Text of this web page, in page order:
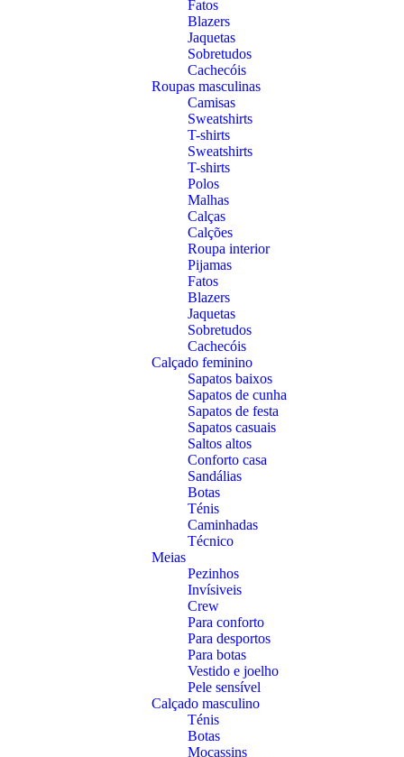
Fatos
Blazers
Jaquetas
Sobretudos
Cachecóis
Roupas masculinas
Camisas
Sweatshirts
T-shirts
Sweatshirts
T-shirts
Polos
Malhas
Calças
Calções
Roupa interior
Pijamas
Fatos
Blazers
Jaquetas
Sobretudos
Cachecóis
Calçado feminino
Sapatos baixos
Sapatos de cunha
Sapatos de festa
Sapatos casuais
Saltos altos
Conforto casa
Sandálias
Botas
Ténis
Caminhadas
Técnico
Meias
Pezinhos
Invísiveis
Crew
Para conforto
Para desportos
Para botas
Vestido e joelho
Pele sensível
Calçado masculino
Ténis
Botas
Mocassins